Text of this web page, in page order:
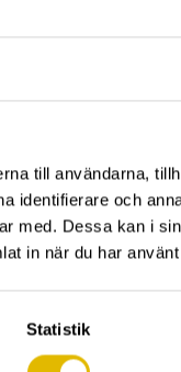
till användarna,
identifierare och
med. Dessa kan i
in när du har
Statistik
25
35
75
75
20